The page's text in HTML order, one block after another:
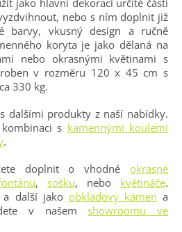
nebo s ním doplnit již
barvy, vkusný design a ručně
koryta je jako dělaná na
nebo okrasnými květinami s
v rozměru 120 x 45 cm s
330 kg.
dalšími produkty z naší nabídky.
s kamennými koulemi
.
doplnit o vhodné okrasné
, sošku, nebo květináče.
a další jako obkladový kámen a
v našemshowroomu ve